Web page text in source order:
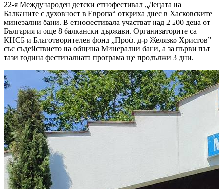
22-я Международен детски етнофестивал „Децата на
Балканите с духовност в Европа“ откриха днес в Хасковските
минерални бани. В етнофестивала участват над 2 200 деца от
България и още 8 балкански държави. Организаторите са
КНСБ и Благотворителен фонд „Проф. д-р Желязко Христов”
със съдействието на община Минерални бани, а за първи път
тази година фестивалната програма ще продължи 3 дни.